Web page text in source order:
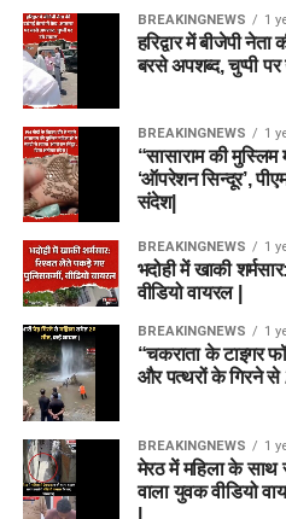
लाख का मुफ्त जीवन बीमा कवर
ड्यूटी के दौरान शहादत पर:
मिलाकर) दी जाती है।
दिव्यांगता की स्थिति में:ड्यूटी
आधार पर ₹44 लाख तक की
6. 4 साल बाद क्या हैं
(Future
जो 75% या 50% अग्निवीर (नए
सेवामुक्त होंगे, उन्हें समाज में पुनर्वास
जा रहे हैं:
सुरक्षा बलों में आरक्षण:गृह
BREAKINGNEWS 1
हरिद्वार में बीजेपी
बरसे अपशब्द, चुप्पी
BREAKINGNEWS 1
“सासाराम की
‘ऑपरेशन सिन्दूर’,
संदेश|
BREAKINGNEWS 1
भदोही में खाकी
वीडियो वायरल |
BREAKINGNEWS 1
“चकराता के टाइगर
और पत्थरों के गिरने से
BREAKINGNEWS 1
मेरठ में महिला के
वाला युवक वीडियो